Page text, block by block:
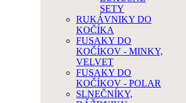
SETY
RUKÁVNIKY DO
KOČÍKA
FUSAKY DO
KOČÍKOV - MINKY,
VELVET
FUSAKY DO
KOČÍKOV - POLAR
SLNEČNÍKY,